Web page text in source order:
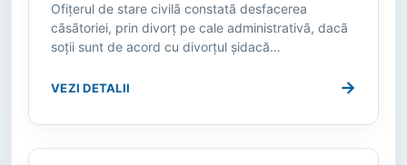
Ofiţerul de stare civilã constatã desfacerea
cãsãtoriei, prin divorţ pe cale administrativã, dacã
soţii sunt de acord cu divorţul şidacă…
VEZI DETALII →